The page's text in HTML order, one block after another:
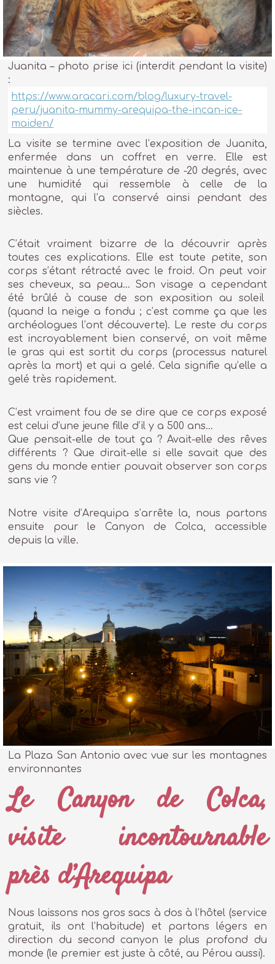
Juanita – photo prise ici (interdit pendant la visite)
:
https://www.aracari.com/blog/luxury-travel-
peru/juanita-mummy-arequipa-the-incan-ice-
maiden/
La visite se termine avec l’exposition de Juanita,
enfermée dans un coffret en verre. Elle est
maintenue à une température de -20 degrés, avec
une humidité qui ressemble à celle de la
montagne, qui l’a conservé ainsi pendant des
siècles.
C’était vraiment bizarre de la découvrir après
toutes ces explications. Elle est toute petite, son
corps s’étant rétracté avec le froid. On peut voir
ses cheveux, sa peau… Son visage a cependant
été brûlé à cause de son exposition au soleil
(quand la neige a fondu ; c’est comme ça que les
archéologues l’ont découverte). Le reste du corps
est incroyablement bien conservé, on voit même
le gras qui est sortit du corps (processus naturel
après la mort) et qui a gelé. Cela signifie qu’elle a
gelé très rapidement.
C’est vraiment fou de se dire que ce corps exposé
est celui d’une jeune fille d’il y a 500 ans…
Que pensait-elle de tout ça ? Avait-elle des rêves
différents ? Que dirait-elle si elle savait que des
gens du monde entier pouvait observer son corps
sans vie ?
Notre visite d’Arequipa s’arrête la, nous partons
ensuite pour le Canyon de Colca, accessible
depuis la ville.
La Plaza San Antonio avec vue sur les montagnes
environnantes
Le Canyon de Colca,
visite incontournable
près d’Arequipa
Nous laissons nos gros sacs à dos à l’hôtel (service
gratuit, ils ont l’habitude) et partons légers en
direction du second canyon le plus profond du
monde (le premier est juste à côté, au Pérou aussi).